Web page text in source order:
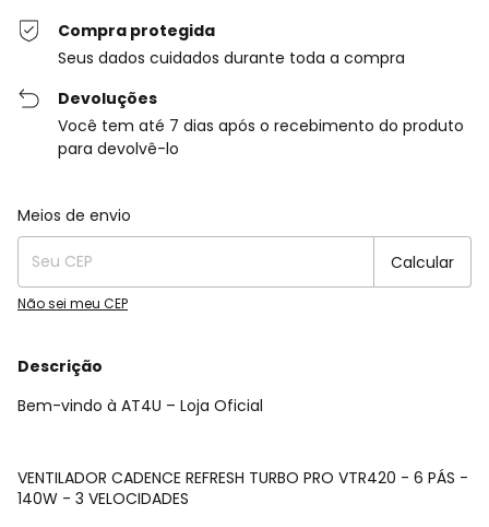
Compra protegida
Seus dados cuidados durante toda a compra
Devoluções
Você tem até 7 dias após o recebimento do produto
para devolvê-lo
Entregas para o CEP:
Meios de envio
Calcular
Não sei meu CEP
Descrição
Bem-vindo à AT4U – Loja Oficial
VENTILADOR CADENCE REFRESH TURBO PRO VTR420 - 6 PÁS -
140W - 3 VELOCIDADES